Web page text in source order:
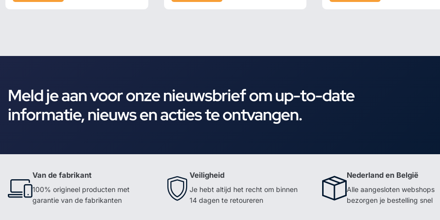
Meld je aan voor onze nieuwsbrief om up-to-date
informatie, nieuws en acties te ontvangen.
Van de fabrikant
100% origineel producten met
garantie van de fabrikanten
Veiligheid
Je hebt altijd het recht om binnen
14 dagen te retoureren
Nederland en België
Alle aangesloten webshops
bezorgen je bestelling snel